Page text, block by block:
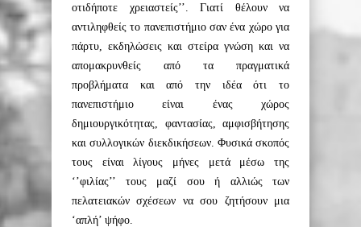
οτιδήποτε χρειαστείς’’. Γιατί θέλουν να
αντιληφθείς το πανεπιστήμιο σαν ένα χώρο για
πάρτυ, εκδηλώσεις και στείρα γνώση και να
απομακρυνθείς από τα πραγματικά
προβλήματα και από την ιδέα ότι το
πανεπιστήμιο είναι ένας χώρος
δημιουργικότητας, φαντασίας, αμφισβήτησης
και συλλογικών διεκδικήσεων. Φυσικά σκοπός
τους είναι λίγους μήνες μετά μέσω της
‘’φιλίας’’ τους μαζί σου ή αλλιώς των
πελατειακών σχέσεων να σου ζητήσουν μια
‘απλή’ ψήφο.